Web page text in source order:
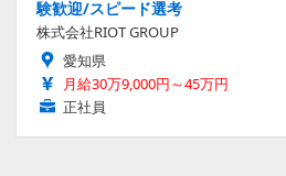
験歓迎/スピード選考
株式会社RIOT GROUP
愛知県
月給30万9,000円～45万円
正社員